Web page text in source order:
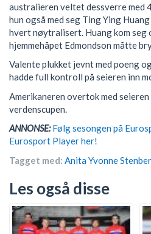
australieren veltet dessverre med
hun også med seg Ting Ying
hvert nøytralisert. Huang kom seg
hjemmehåpet Edmondson måtte
Valente plukket jevnt med poeng
hadde full kontroll på seieren inn
Amerikaneren overtok med
verdenscupen.
ANNONSE: Følg sesongen på
Eurosport Player her!
Tagget med: Anita Yvonne
Les også disse